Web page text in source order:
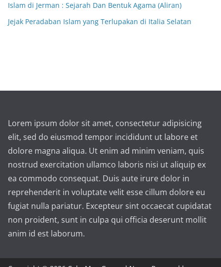
Islam di Jerman : Sejarah Dan Bentuk Agama (Aliran)
Jejak Peradaban Islam yang Terlupakan di Italia Selatan
Lorem ipsum dolor sit amet, consectetur adipisicing
elit, sed do eiusmod tempor incididunt ut labore et
dolore magna aliqua. Ut enim ad minim veniam, quis
nostrud exercitation ullamco laboris nisi ut aliquip ex
ea commodo consequat. Duis aute irure dolor in
reprehenderit in voluptate velit esse cillum dolore eu
fugiat nulla pariatur. Excepteur sint occaecat cupidatat
non proident, sunt in culpa qui officia deserunt mollit
anim id est laborum.